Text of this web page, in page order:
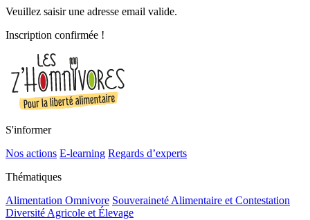
Veuillez saisir une adresse email valide.
Inscription confirmée !
S'informer
Nos actions E-learning Regards d’experts
Thématiques
Alimentation Omnivore Souveraineté Alimentaire et Contestation
Diversité Agricole et Élevage